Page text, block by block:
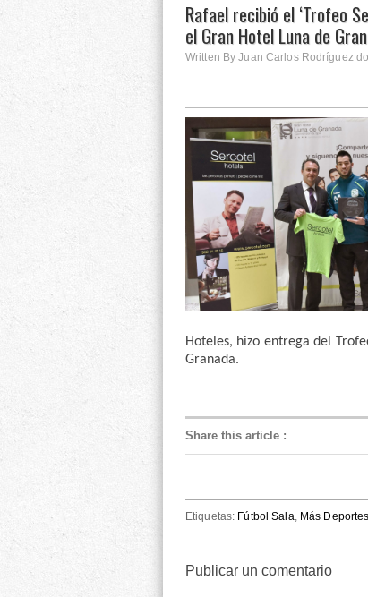
Rafael recibió el ‘Trofeo
el Gran Hotel Luna de
Written By Juan Carlos Rodríguez
Hoteles, hizo entrega del
Granada.
Share this article :
Etiquetas: Fútbol Sala, Más Deportes
Publicar un comentario